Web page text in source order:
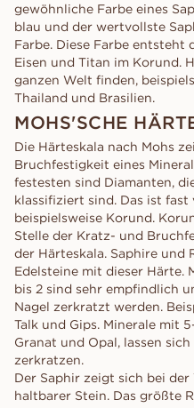
gewöhnliche Farbe eines
blau und der wertvollste
Farbe. Diese Farbe entsteht
Eisen und Titan im Korund.
ganzen Welt finden,
Thailand und Brasilien.
MOHS'SCHE
Die Härteskala nach Mohs
Bruchfestigkeit eines
festesten sind Diamanten,
klassifiziert sind. Das ist
beispielsweise Korund.
Stelle der Kratz- und
der Härteskala. Saphire und
Edelsteine mit dieser Härte.
bis 2 sind sehr empfindlich
Nagel zerkratzt werden.
Talk und Gips. Minerale mit
Granat und Opal, lassen
zerkratzen.
Der Saphir zeigt sich bei
haltbarer Stein. Das größte